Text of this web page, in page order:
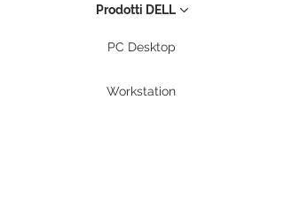
Prodotti DELL
PC Desktop
Workstation